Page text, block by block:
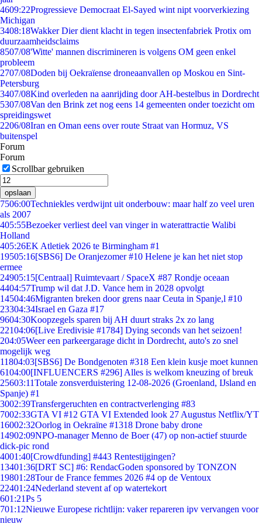
4609:22Progressieve Democraat El-Sayed wint nipt voorverkiezing
Michigan
3408:18Wakker Dier dient klacht in tegen insectenfabriek Protix om
duurzaamheidsclaims
8507/08'Witte' mannen discrimineren is volgens OM geen enkel
probleem
2707/08Doden bij Oekraïense droneaanvallen op Moskou en Sint-
Petersburg
3407/08Kind overleden na aanrijding door AH-bestelbus in Dordrecht
5307/08Van den Brink zet nog eens 14 gemeenten onder toezicht om
spreidingswet
2206/08Iran en Oman eens over route Straat van Hormuz, VS
buitenspel
Forum
Forum
Scrollbar gebruiken
opslaan
7506:00Techniekles verdwijnt uit onderbouw: maar half zo veel uren
als 2007
405:55Bezoeker verliest deel van vinger in waterattractie Walibi
Holland
405:26EK Atletiek 2026 te Birmingham #1
19505:16[SBS6] De Oranjezomer #10 Helene je kan het niet stop
ermee
24905:15[Centraal] Ruimtevaart / SpaceX #87 Rondje oceaan
4404:57Trump wil dat J.D. Vance hem in 2028 opvolgt
14504:46Migranten breken door grens naar Ceuta in Spanje,l #10
23304:34Israel en Gaza #17
9604:30Koopzegels sparen bij AH duurt straks 2x zo lang
22104:06[Live Eredivisie #1784] Dying seconds van het seizoen!
204:05Weer een parkeergarage dicht in Dordrecht, auto's zo snel
mogelijk weg
11804:03[SBS6] De Bondgenoten #318 Een klein kusje moet kunnen
6104:00[INFLUENCERS #296] Alles is welkom kneuzing of breuk
25603:11Totale zonsverduistering 12-08-2026 (Groenland, IJsland en
Spanje) #1
3002:39Transfergeruchten en contractverlenging #83
7002:33GTA VI #12 GTA VI Extended look 27 Augustus Netflix/YT
16002:32Oorlog in Oekraïne #1318 Drone baby drone
14902:09NPO-manager Menno de Boer (47) op non-actief stuurde
dick-pic rond
4001:40[Crowdfunding] #443 Rentestijgingen?
13401:36[DRT SC] #6: RendacGoden sponsored by TONZON
19801:28Tour de France femmes 2026 #4 op de Ventoux
22401:24Nederland stevent af op watertekort
601:21Ps 5
701:12Nieuwe Europese richtlijn: vaker repareren ipv vervangen voor
nieuw